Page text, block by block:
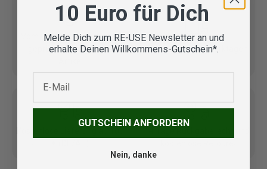
Vom Outdoor Spezialisten
geprüfte Second Hand
Lieferung in 3-5 Werktagen
10 Euro für Dich
Melde Dich zum RE-USE Newsletter an und
erhalte Deinen Willkommens-Gutschein*.
GUTSCHEIN ANFORDERN
Nein, danke